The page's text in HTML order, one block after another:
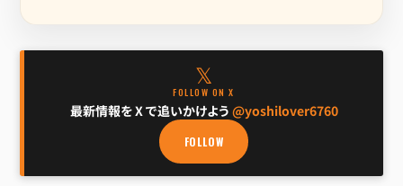
𝕏
FOLLOW ON X
最新情報を X で追いかけよう @yoshilover6760
FOLLOW